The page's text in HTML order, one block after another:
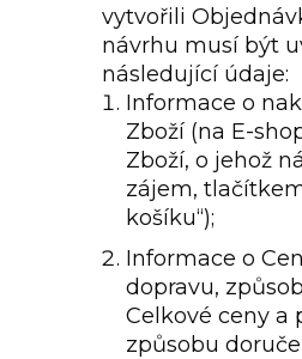
vytvořili
návrhu musí být
následující údaje:
Informace o
Zboží (na E-
Zboží, o jehož
zájem,
košíku“);
Informace o
dopravu,
Celkové ceny a
způsobu